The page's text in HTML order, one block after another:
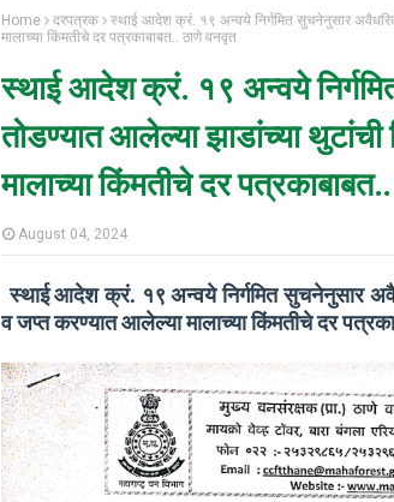
Maharasht
ra
Home दरपत्रक
स्थाई आदेश क्रं. १९ अन्वये निर्गमित सुचनेनुसार
मालाच्या किंमतीचे दर पत्रकाबाबत.. ठाणे वनवृत
स्थाई आदेश क्रं. १९ अन्वये
तोडण्यात आलेल्या झाडांच्या
मालाच्या किंमतीचे दर
August 04, 2024
स्थाई आदेश क्रं. १९ अन्वये निर्गमित सुचनेनुसार
व जप्त करण्यात आलेल्या मालाच्या किंमतीचे दर